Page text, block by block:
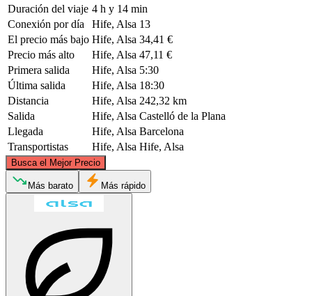
Duración del viaje 4 h y 14 min
Conexión por día
Hife, Alsa 13
El precio más bajo Hife, Alsa 34,41 €
Precio más alto
Hife, Alsa 47,11 €
Primera salida
Hife, Alsa 5:30
Última salida
Hife, Alsa 18:30
Distancia
Hife, Alsa 242,32 km
Salida
Hife, Alsa Castelló de la Plana
Llegada
Hife, Alsa Barcelona
Transportistas
Hife, Alsa Hife, Alsa
Busca el Mejor Precio
© CARTO
Más barato Más rápido